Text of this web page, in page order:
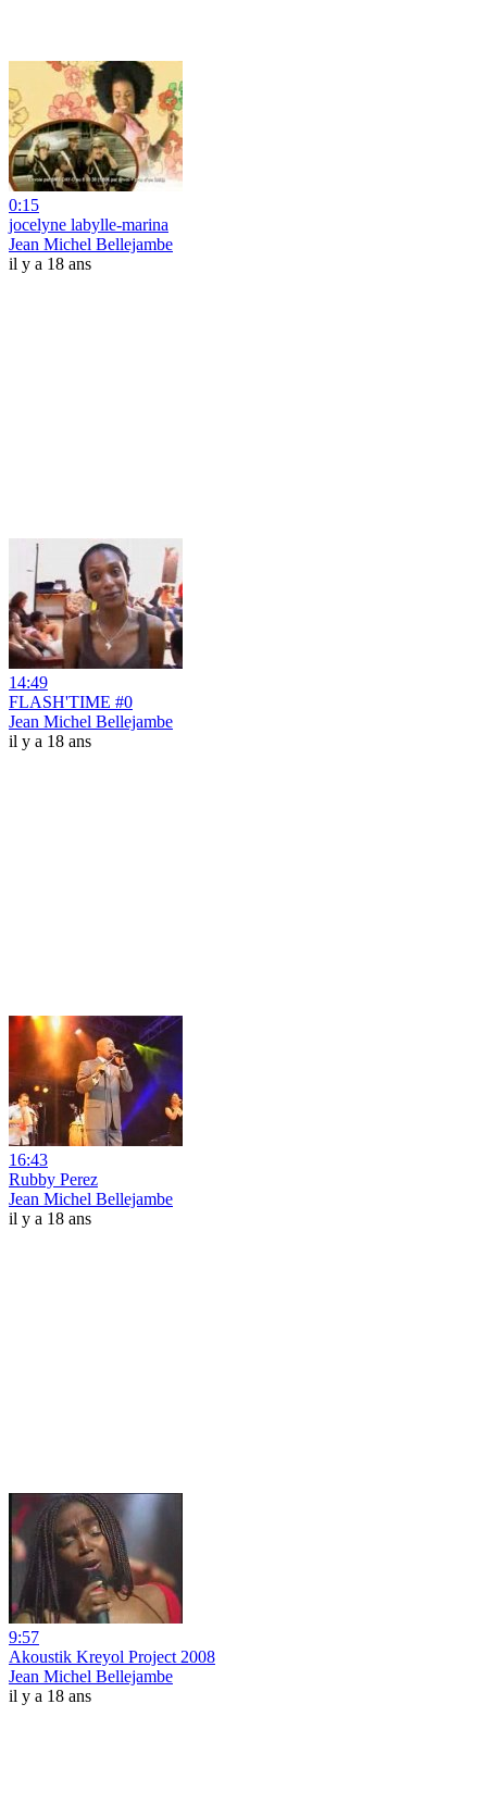
0:15
jocelyne labylle-marina
Jean Michel Bellejambe
il y a 18 ans
14:49
FLASH'TIME #0
Jean Michel Bellejambe
il y a 18 ans
16:43
Rubby Perez
Jean Michel Bellejambe
il y a 18 ans
9:57
Akoustik Kreyol Project 2008
Jean Michel Bellejambe
il y a 18 ans